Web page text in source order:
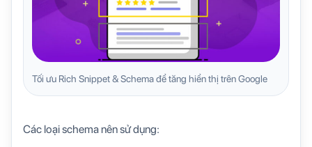
Tối ưu Rich Snippet & Schema để tăng hiển thị trên Google
Các loại schema nên sử dụng: